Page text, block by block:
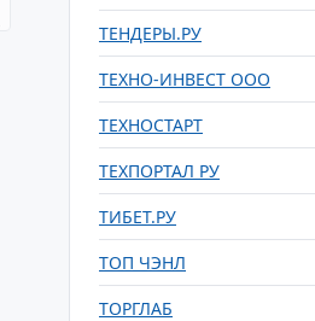
ТЕНДЕРЫ.РУ
ТЕХНО-ИНВЕСТ ООО
ТЕХНОСТАРТ
ТЕХПОРТАЛ РУ
ТИБЕТ.РУ
ТОП ЧЭНЛ
ТОРГЛАБ